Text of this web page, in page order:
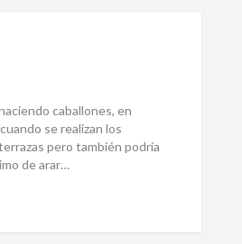
caballones, en
se realizan los
pero también podría
de arar…